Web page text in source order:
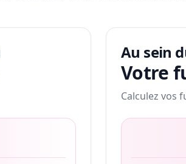
Au sein
Votre
Calculez vos